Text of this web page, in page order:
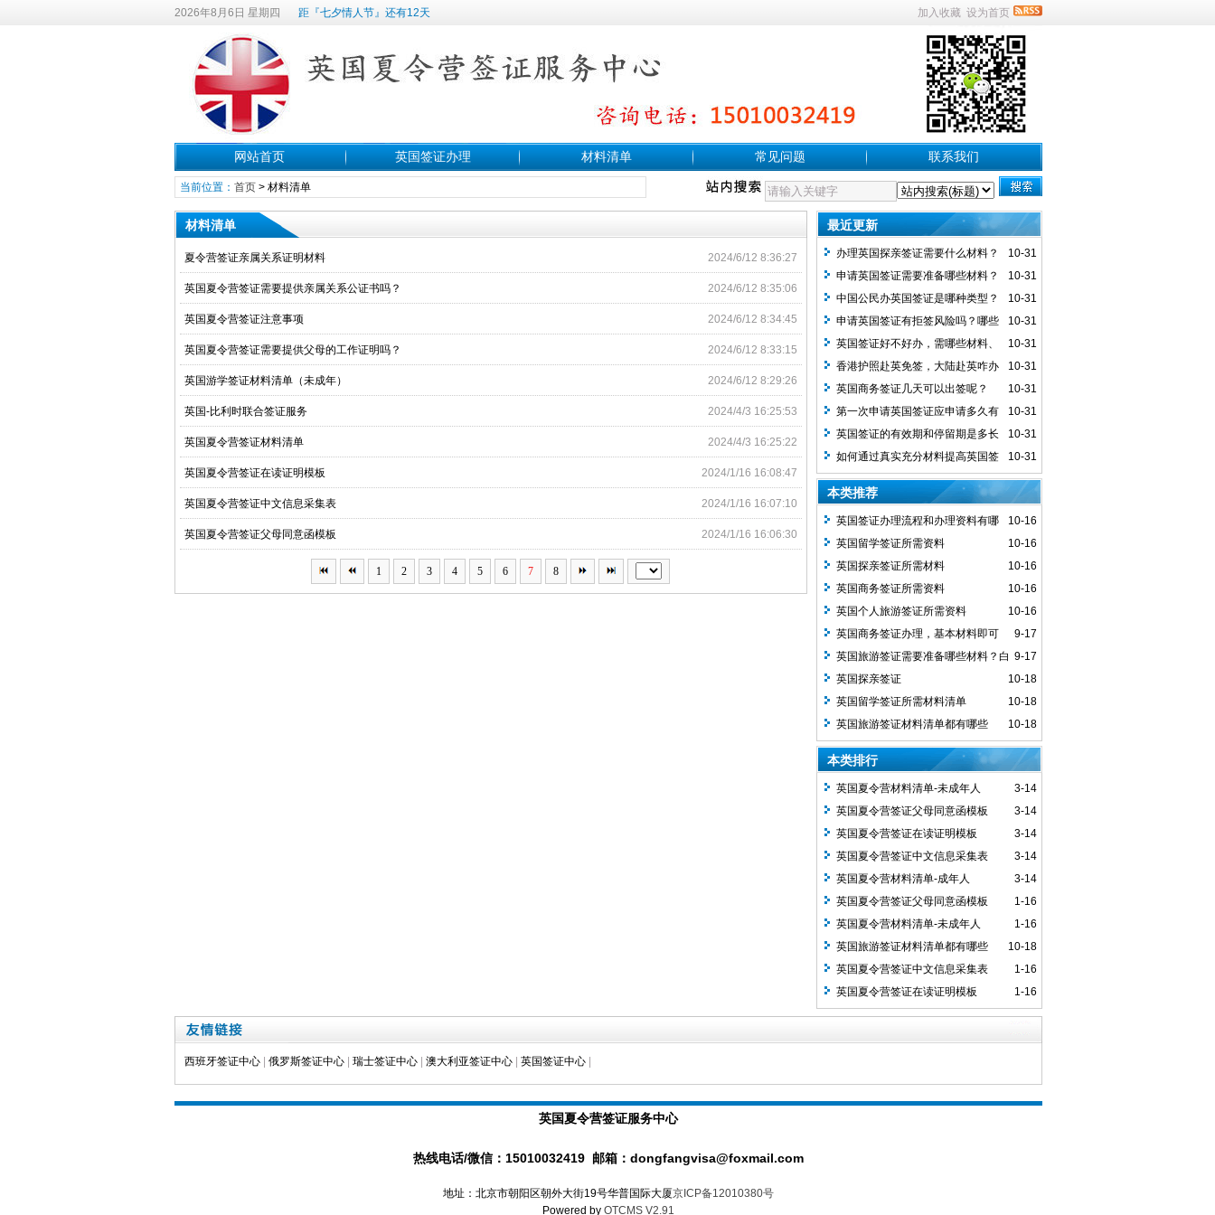
2026年8月6日 星期四 距『七夕情人节』还有12天 加入收藏 设为首页
网站首页 英国签证办理 材料清单 常见问题 联系我们
当前位置： 首页> 材料清单
材料清单
2024/6/12 8:36:27
夏令营签证亲属关系证明材料
2024/6/12 8:35:06
英国夏令营签证需要提供亲属关系公证书吗？
2024/6/12 8:34:45
英国夏令营签证注意事项
2024/6/12 8:33:15
英国夏令营签证需要提供父母的工作证明吗？
2024/6/12 8:29:26
英国游学签证材料清单（未成年）
2024/4/3 16:25:53
英国-比利时联合签证服务
2024/4/3 16:25:22
英国夏令营签证材料清单
2024/1/16 16:08:47
英国夏令营签证在读证明模板
2024/1/16 16:07:10
英国夏令营签证中文信息采集表
2024/1/16 16:06:30
英国夏令营签证父母同意函模板
1 2 3 4 5 6 7 8
最近更新
10-31
办理英国探亲签证需要什么材料？
10-31
申请英国签证需要准备哪些材料？
10-31
中国公民办英国签证是哪种类型？
能否办电子签及两者有何不同？
10-31
申请英国签证有拒签风险吗？哪些
原因会拒签及如何提高出签率？
10-31
英国签证好不好办，需哪些材料、
有啥特殊要求及注意事项？
10-31
香港护照赴英免签，大陆赴英咋办
签及签证情况如何？
10-31
英国商务签证几天可以出签呢？
10-31
第一次申请英国签证应申请多久有
效期的签证？
10-31
英国签证的有效期和停留期是多长
时间呢？
10-31
如何通过真实充分材料提高英国签
证出签率？
本类推荐
10-16
英国签证办理流程和办理资料有哪
些？
10-16
英国留学签证所需资料
10-16
英国探亲签证所需材料
10-16
英国商务签证所需资料
10-16
英国个人旅游签证所需资料
9-17
英国商务签证办理，基本材料即可
9-17
英国旅游签证需要准备哪些材料？白
本好办不好办？容易拒签吗？
10-18
英国探亲签证
10-18
英国留学签证所需材料清单
10-18
英国旅游签证材料清单都有哪些
本类排行
3-14
英国夏令营材料清单-未成年人
3-14
英国夏令营签证父母同意函模板
3-14
英国夏令营签证在读证明模板
3-14
英国夏令营签证中文信息采集表
3-14
英国夏令营材料清单-成年人
1-16
英国夏令营签证父母同意函模板
1-16
英国夏令营材料清单-未成年人
10-18
英国旅游签证材料清单都有哪些
1-16
英国夏令营签证中文信息采集表
1-16
英国夏令营签证在读证明模板
西班牙签证中心 俄罗斯签证中心 瑞士签证中心 澳大利亚签证中心 英国签证中心
英国夏令营签证服务中心
热线电话/微信：15010032419 邮箱：dongfangvisa@foxmail.com
地址：北京市朝阳区朝外大街19号华普国际大厦京ICP备12010380号
Powered by OTCMS V2.91